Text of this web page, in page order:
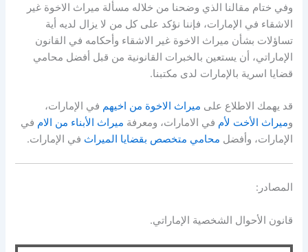
والإخوة الأشقاء، فيكون للزوج النصف وللأم السدس، ويقسم
الثلث بين الإخوة لأم والإخوة الأشقاء للذكر مثل حظ الأنثيين.
وفي ختام مقالنا الذي وضحنا من خلاله مسألة ميراث الاخوة غير
الاشقاء في الإمارات، فإننا نؤكد على كل من لا يزال لديه أية
تساؤلات بشأن ميراث الاخوة غير الاشقاء وأحكامه في القانون
الإماراتي، أن يستعين بالخبرات القانونية من قبل أفضل محامي
قضايا اسرية بالإمارات لدى مكتبنا.
قد يهمك الاطلاع على ميراث الاخوة من اخيهم في الإمارات،
وميراث الأخت لأم في الامارات، ومعرفة ميراث الأبناء من الام في
الإمارات، وأفضل محامي متخصص بقضايا الميراث في الإمارات.
المصادر:
قانون الأحوال الشخصية الإماراتي.